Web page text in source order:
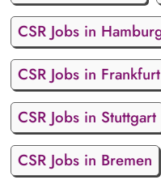
CSR Jobs in
CSR Jobs in
CSR Jobs in Stuttgart
CSR Jobs in Bremen